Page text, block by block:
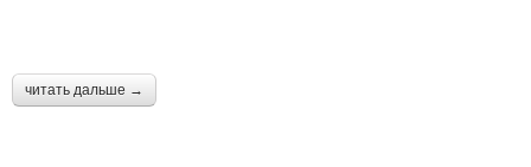
читать дальше →